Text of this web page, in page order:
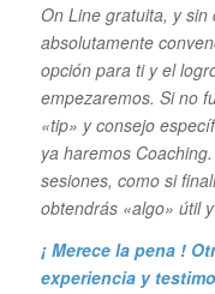
On Line gratuita, y
absolutamente
opción para ti y el
empezaremos. Si no
«tip» y consejo
ya haremos
sesiones, como si
obtendrás «algo» útil
¡ Merece la pena !
experiencia y